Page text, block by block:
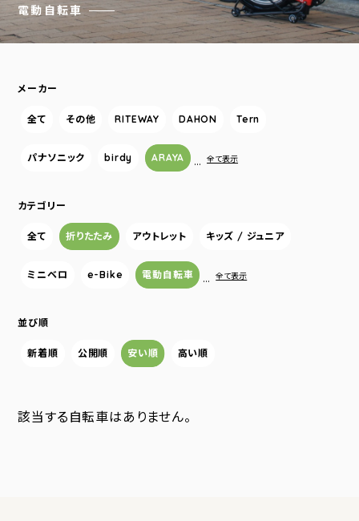
電動自転車
メーカー
全て その他 RITEWAY DAHON Tern
パナソニック birdy ARAYA … 全て表示
カテゴリー
全て 折りたたみ アウトレット キッズ / ジュニア
ミニベロ e-Bike 電動自転車 … 全て表示
並び順
新着順 公開順 安い順 高い順
該当する自転車はありません。